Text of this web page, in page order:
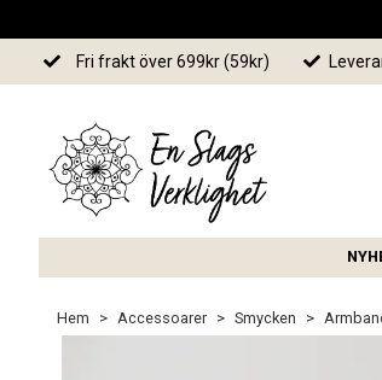
Fri frakt över 699kr (59kr)
Hem Accessoarer Smycken